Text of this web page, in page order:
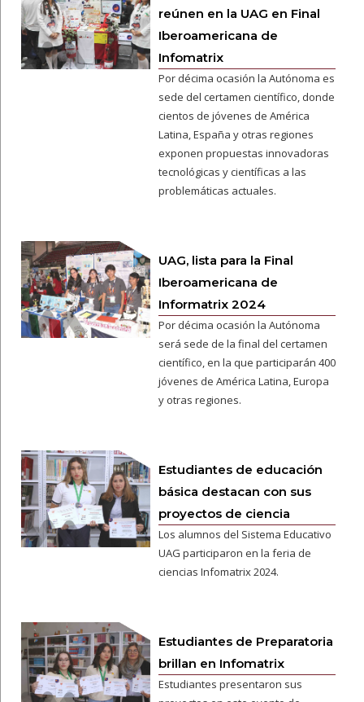
reúnen en la UAG en Final
Iberoamericana de
Infomatrix
Por décima ocasión la Autónoma es
sede del certamen científico, donde
cientos de jóvenes de América
Latina, España y otras regiones
exponen propuestas innovadoras
tecnológicas y científicas a las
problemáticas actuales.
UAG, lista para la Final
Iberoamericana de
Informatrix 2024
Por décima ocasión la Autónoma
será sede de la final del certamen
científico, en la que participarán 400
jóvenes de América Latina, Europa
y otras regiones.
Estudiantes de educación
básica destacan con sus
proyectos de ciencia
Los alumnos del Sistema Educativo
UAG participaron en la feria de
ciencias Infomatrix 2024.
Estudiantes de Preparatoria
brillan en Infomatrix
Estudiantes presentaron sus